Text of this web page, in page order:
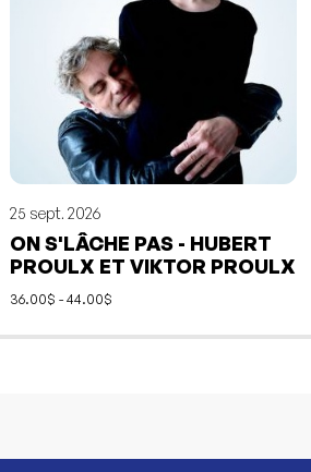
25 sept. 2026
ON S'LÂCHE PAS - HUBERT
PROULX ET VIKTOR PROULX
36.00$ - 44.00$